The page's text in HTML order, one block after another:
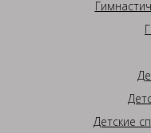
Детские